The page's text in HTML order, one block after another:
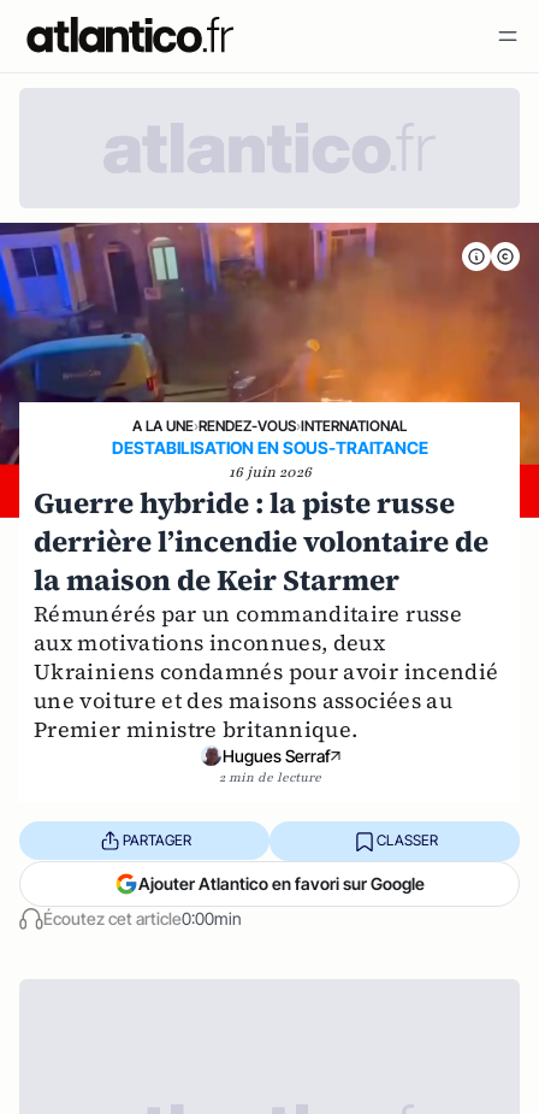
A LA UNE›RENDEZ-VOUS›INTERNATIONAL
DESTABILISATION EN SOUS-TRAITANCE
16 juin 2026
Guerre hybride : la piste russe
derrière l’incendie volontaire de
la maison de Keir Starmer
Rémunérés par un commanditaire russe
aux motivations inconnues, deux
Ukrainiens condamnés pour avoir incendié
une voiture et des maisons associées au
Premier ministre britannique.
Hugues Serraf
2 min de lecture
Écoutez cet article0:00min
PARTAGER CLASSER
Ajouter Atlantico en favori sur Google